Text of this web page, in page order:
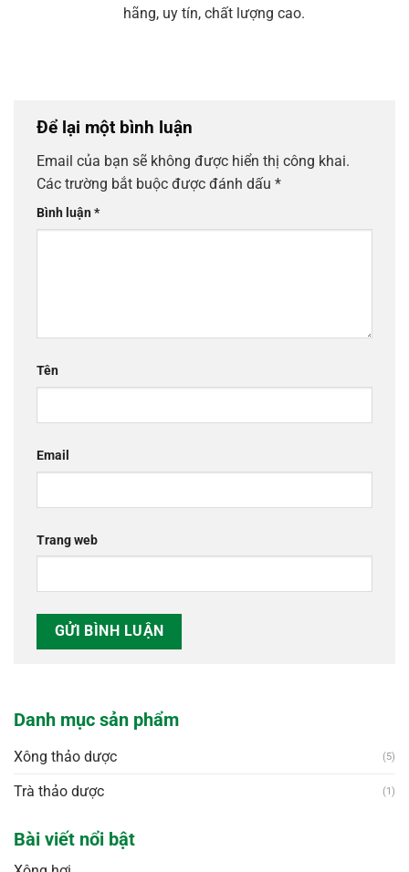
hãng, uy tín, chất lượng cao.
Để lại một bình luận
Email của bạn sẽ không được hiển thị công khai.
Các trường bắt buộc được đánh dấu *
Bình luận*
Tên
Email
Trang web
Danh mục sản phẩm
Xông thảo dược (5)
Trà thảo dược (1)
Bài viết nổi bật